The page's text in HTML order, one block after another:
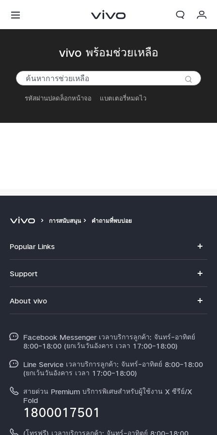
ลงชื่อเข้าใช้/ลงทะเบียน
vivo พร้อมช่วยเหลือ
รหัสผ่านปลดล็อกหน้าจอ แบตเตอรี่หมดไว
การสนับสนุน คำถามที่พบบ่อย
Popular Links
X300
Y31 5G
Support
Funtouch OS
อัพเดทระบบ
สอบถามเกี่ยวกับราคาอะไหล่
การตรวจยืนยันหมายเลข IMEI
คำแนะนำเกี่ยวกับบัตรรับประกันของ vivo
ดาวน์โหลด LUTs สำหรับการคืนค่า Log
About vivo
ข้อมูลข่าว
สมัครงานที่ vivo
ข้อกฏหมาย
เกี่ยวกับเรา
ศูนย์ความเป็นส่วนตัวของวีโว่
Facebook Messenger เวลาบริการลูกค้า: จันทร์-อาทิตย์
8:00-18:00 (ยกเว้นวันอังคาร เวลา 17:00-18:00)
Line Service เวลาบริการลูกค้า: จันทร์-อาทิตย์ 8:00-18:00
(ยกเว้นวันอังคาร เวลา 17:00-18:00)
สายด่วน Premium บริการพิเศษสำหรับผู้ใช้งาน X ซีรีย์/X
Fold
1800017501
(โทรฟรี) เวลาบริการลูกค้า: จันทร์-อาทิตย์ 8:00-18:00